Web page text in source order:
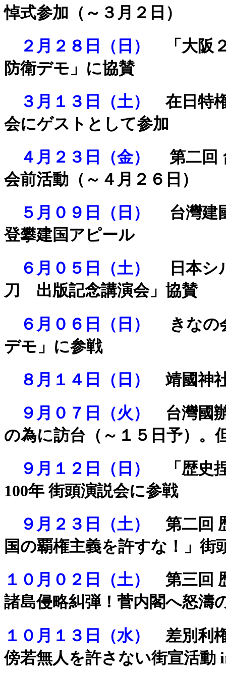
悼式参加（～３月２日）
２月２８日（日）
「大
防衛デモ」に協賛
３月１３日（土） 在日特
会にゲストとして参加
４月２３日（金）
第二回
会前活動（～４月２６日）
５月０９日（日）
台灣建
登攀建国アピール
６月０５日（土）
日本
刀 出版記念講演会」協賛
６月０６日（日）
きなの
デモ」に参戦
８月１４日（日）靖國神
９月０７日（火） 台灣國
の為に訪台（～１５日予）。
９月１２日（日）
「歴史
100年 街頭演説会に参戦
９月２３日（土）
第二回
国の覇権主義を許すな！」街
１０月０２日（土） 第三回
諸島侵略糾弾！菅内閣へ怒濤
１０月１３日（水）
差別利
傍若無人を許さない街宣活動